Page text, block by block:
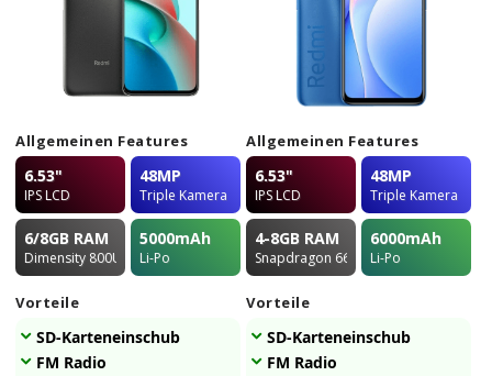
Allgemeinen Features
6.53"
IPS LCD
48MP
Triple Kamera
6/8GB RAM
Dimensity 800U 5G
5000mAh
Li-Po
Vorteile
SD-Karteneinschub
FM Radio
Allgemeinen Features
6.53"
IPS LCD
48MP
Triple Kamera
4-8GB RAM
Snapdragon 662
6000mAh
Li-Po
Vorteile
SD-Karteneinschub
FM Radio